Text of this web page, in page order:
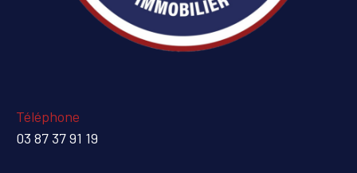
Téléphone
03 87 37 91 19